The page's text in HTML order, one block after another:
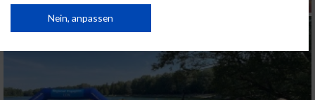
von Inhalten.
Daten können außerhalb der Europäischen Union weitergegeben und in die
Partnerliste anzeigen (1 IAB-Anbieter)
Nein, anpassen